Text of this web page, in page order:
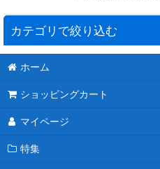
カテゴリで絞り込む
トローリングリール (全商品)
オクマ マカイラ ドラグリール
オクマ マカイラ スピニングリー
ホーム
ショッピングカート
マイページ
特集